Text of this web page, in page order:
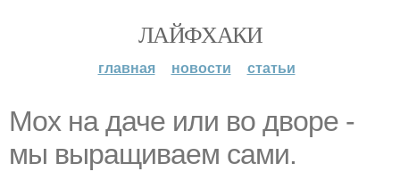
ЛАЙФХАКИ
главная новости статьи
Мох на даче или во дворе -
мы выращиваем сами.